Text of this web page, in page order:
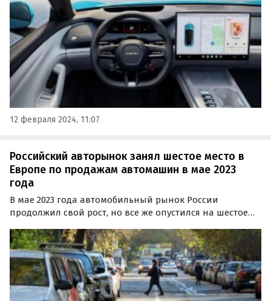
12 февраля 2024, 11:07
Российский авторынок занял шестое место в
Европе по продажам автомашин в мае 2023
года
В мае 2023 года автомобильный рынок России
продолжил свой рост, но все же опустился на шестое
Лидером же по продажам автомобилей в прошлом
месяце стала Германия, где было реализовано 246 966
машин…